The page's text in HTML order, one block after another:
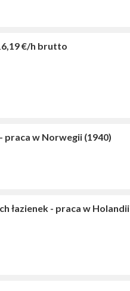
€/h brutto
praca w Norwegii (1940)
łazienek - praca w Holandii